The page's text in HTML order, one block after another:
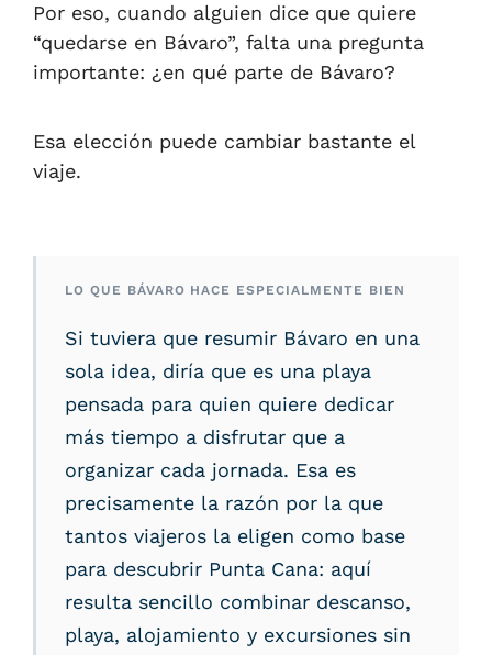
Por eso, cuando alguien dice que quiere
“quedarse en Bávaro”, falta una pregunta
importante: ¿en qué parte de Bávaro?
Esa elección puede cambiar bastante el
viaje.
LO QUE BÁVARO HACE ESPECIALMENTE BIEN
Si tuviera que resumir Bávaro en una
sola idea, diría que es una playa
pensada para quien quiere dedicar
más tiempo a disfrutar que a
organizar cada jornada. Esa es
precisamente la razón por la que
tantos viajeros la eligen como base
para descubrir Punta Cana: aquí
resulta sencillo combinar descanso,
playa, alojamiento y excursiones sin